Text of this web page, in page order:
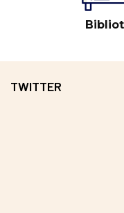
TWITTER